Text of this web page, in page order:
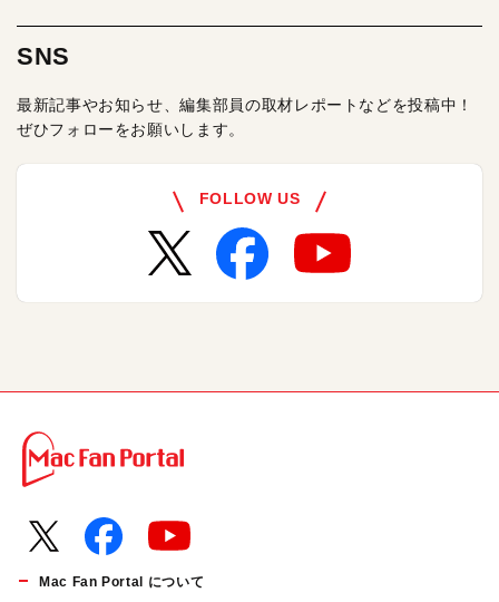
SNS
最新記事やお知らせ、編集部員の取材レポートなどを投稿中！
ぜひフォローをお願いします。
FOLLOW US
Mac Fan Portal について